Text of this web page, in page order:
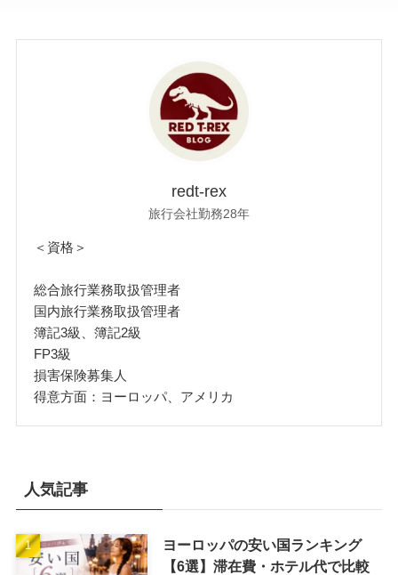
redt-rex
旅行会社勤務28年
＜資格＞
総合旅行業務取扱管理者
国内旅行業務取扱管理者
簿記3級、簿記2級
FP3級
損害保険募集人
得意方面：ヨーロッパ、アメリカ
人気記事
ヨーロッパの安い国ランキング
【6選】滞在費・ホテル代で比較